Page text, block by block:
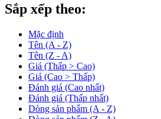
Sắp xếp theo:
Mặc định
Tên (A - Z)
Tên (Z - A)
Giá (Thấp > Cao)
Giá (Cao > Thấp)
Đánh giá (Cao nhất)
Đánh giá (Thấp nhất)
Dòng sản phẩm (A - Z)